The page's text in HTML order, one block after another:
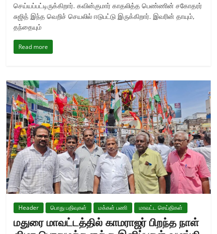
செய்யப்பட்டிருக்கிறார். கவின்குமார் காதலித்த பெண்ணின் சகோதரர்
சுஜித் இந்த வெறிச் செயலில் ஈடுபட்டு இருக்கிறார். இவரின் தாயும்,
தந்தையும்
Read more
Header பொது பதிவுகள் மக்கள் பணி மாவட்ட செய்திகள்
மதுரை மாவட்டத்தில் காமராஜர் பிறந்த நாள்